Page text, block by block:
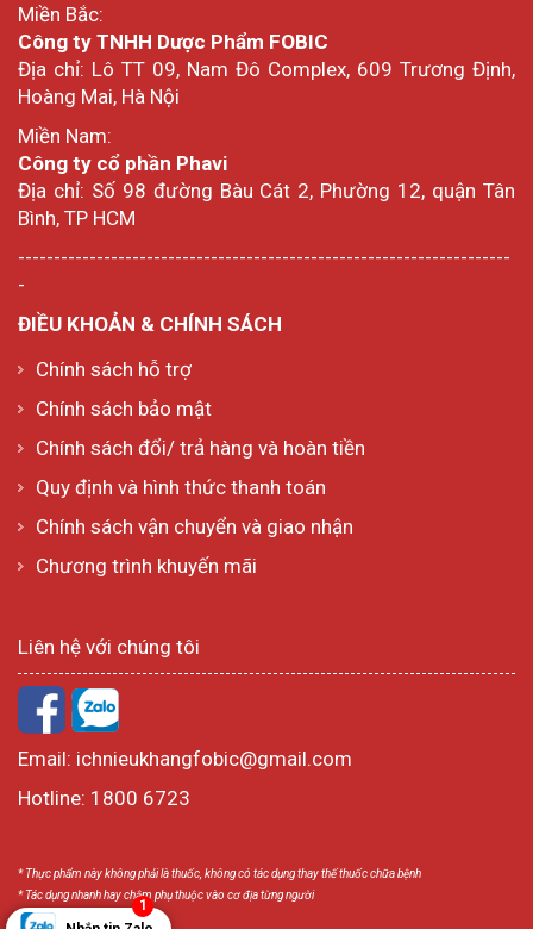
Miền Bắc:
Công ty TNHH Dược Phẩm FOBIC
Địa chỉ: Lô TT 09, Nam Đô Complex, 609 Trương Định,
Hoàng Mai, Hà Nội
Miền Nam:
Công ty cổ phần Phavi
Địa chỉ: Số 98 đường Bàu Cát 2, Phường 12, quận Tân
Bình, TP HCM
---------------------------------------------------------------------
-
ĐIỀU KHOẢN & CHÍNH SÁCH
Chính sách hỗ trợ
Chính sách bảo mật
Chính sách đổi/ trả hàng và hoàn tiền
Quy định và hình thức thanh toán
Chính sách vận chuyển và giao nhận
Chương trình khuyến mãi
Liên hệ với chúng tôi
Email: ichnieukhangfobic@gmail.com
Hotline: 1800 6723
* Thực phẩm này không phải là thuốc, không có tác dụng thay thế thuốc chữa bệnh
* Tác dụng nhanh hay chậm phụ thuộc vào cơ địa từng người
1